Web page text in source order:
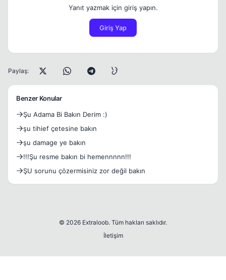
Yanıt yazmak için giriş yapın.
Giriş Yap
Paylaş:
Benzer Konular
Şu Adama Bi Bakın Derim :)
şu tihief çetesine bakın
şu damage ye bakın
!!!Şu resme bakın bi hemennnnn!!!
ŞU sorunu çözermisiniz zor değil bakın
© 2026 Extraloob. Tüm hakları saklıdır.
İletişim